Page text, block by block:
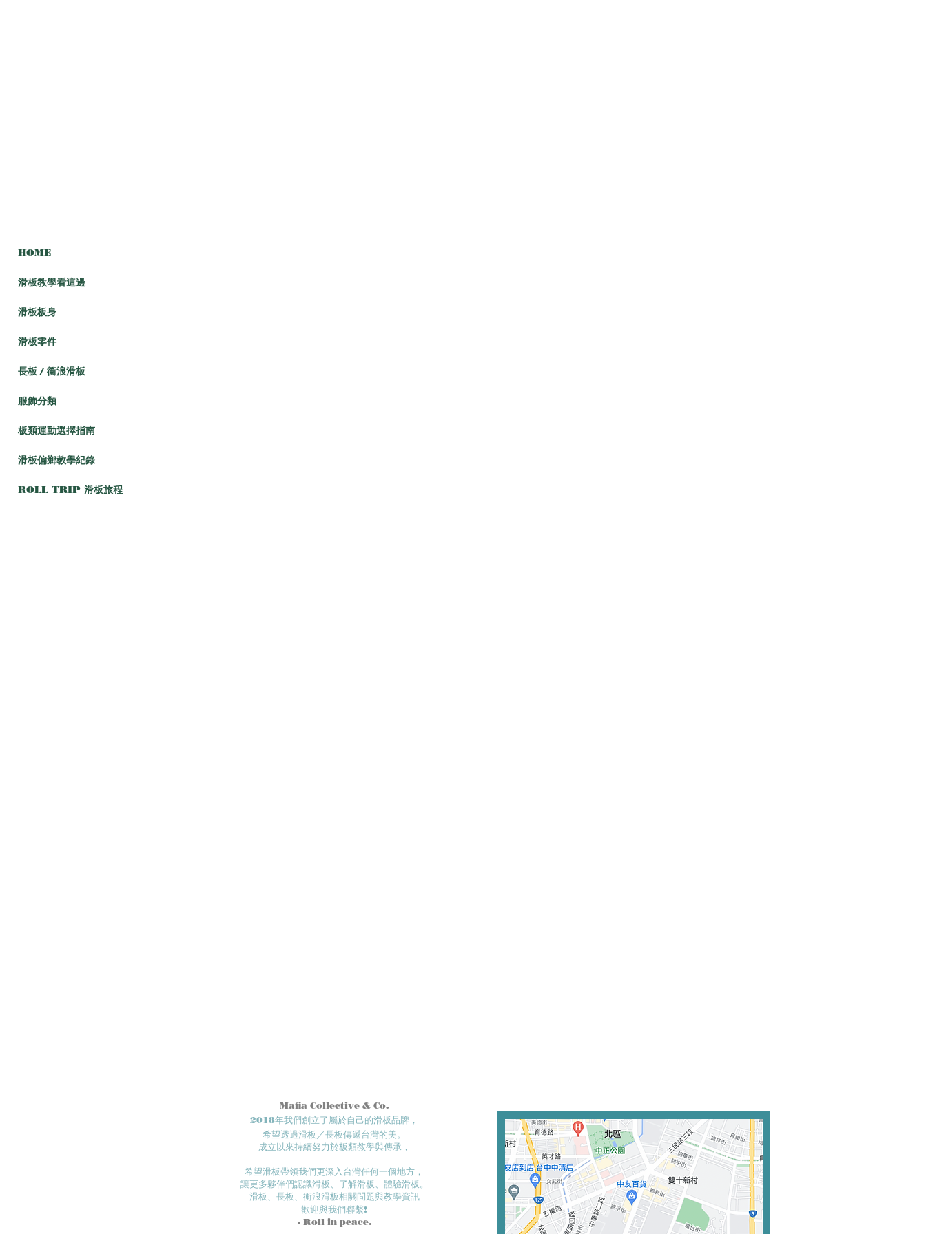
HOME
滑板教學看這邊
滑板板身
滑板零件
長板 / 衝浪滑板
服飾分類
板類運動選擇指南
滑板偏鄉教學紀錄
ROLL TRIP 滑板旅程
Mafia Collective & Co.
2018年我們創立了屬於自己的滑板品牌，
希望透過滑板／長板傳遞台灣的美。
成立以來持續努力於板類教學與傳承，
希望滑板帶領我們更深入台灣任何一個地方​，
讓更多夥伴們認識滑板、了解滑板、體驗滑板。​
滑板、長板、衝浪滑板相關問題與教學資訊
歡迎與我們聯繫!
- Roll inpeace.